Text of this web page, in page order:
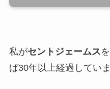
私がセントジェームス
ば30年以上経過していま